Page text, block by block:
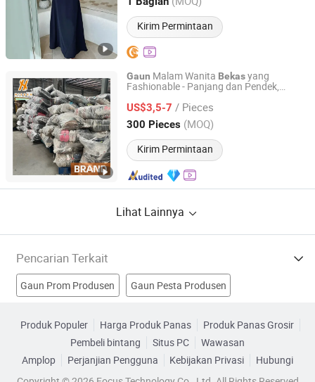
Kirim Permintaan
Gaun Malam Wanita Bekasyang
Fashionable - Panjang dan Pendek,
Pakaian MerekBekas
US$3,5-7 / Pieces
300 Pieces (MOQ)
Kirim Permintaan
Guangzhou Hissen International Trade Limited Company
Guangdong, China Harga mulai 2022
Lihat Lainnya
Pencarian Terkait
Gaun Prom Produsen Gaun Pesta Produsen
Sepatu Dress Bekas Produsen
Produk Populer Harga Produk Panas
Produk Panas Grosir
Pembeli bintang
Situs PC
Wawasan
Amplop
Perjanjian Pengguna Kebijakan Privasi
Hubungi